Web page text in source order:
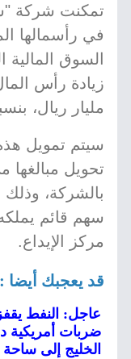
تمكنت شركة
في رأسمالها
السوق
مليار ريال، بنسبة
سيتم تمويل
تحويل مبالغها
بالشركة،
سهم قائم
مركز الإيداع.
قد يعجبك أيضا :
ضربات أمريكية
الخليج إلى